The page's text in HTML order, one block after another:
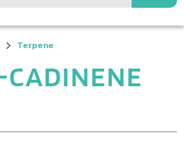
Terpene